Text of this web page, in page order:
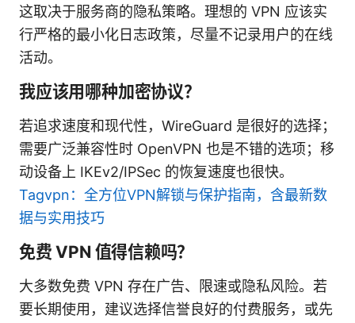
这取决于服务商的隐私策略。理想的 VPN 应该实
行严格的最小化日志政策，尽量不记录用户的在线
活动。
我应该用哪种加密协议？
若追求速度和现代性，WireGuard 是很好的选择；
需要广泛兼容性时 OpenVPN 也是不错的选项；移
动设备上 IKEv2/IPSec 的恢复速度也很快。
Tagvpn：全方位VPN解锁与保护指南，含最新数
据与实用技巧
免费 VPN 值得信赖吗？
大多数免费 VPN 存在广告、限速或隐私风险。若
要长期使用，建议选择信誉良好的付费服务，或先